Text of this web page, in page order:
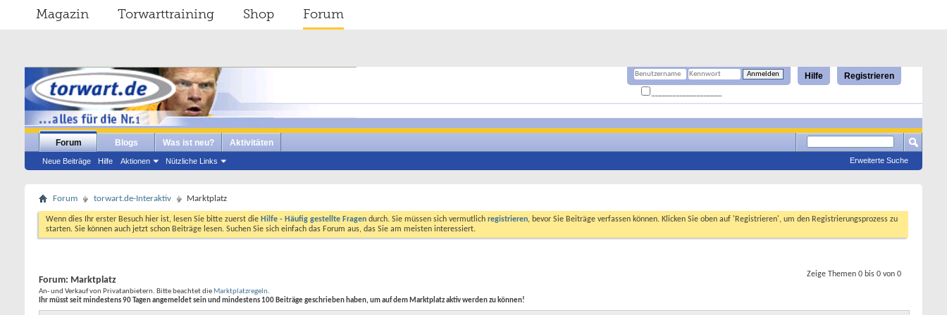
Magazin Torwarttraining Shop Forum
Registrieren
Hilfe
Forum
Neue Beiträge Hilfe Aktionen Nützliche Links
Blogs Was ist neu? Aktivitäten
Erweiterte Suche
Forum torwart.de-Interaktiv Marktplatz
Wenn dies Ihr erster Besuch hier ist, lesen Sie bitte zuerst die Hilfe - Häufig gestellte Fragen durch. Sie müssen sich vermutlich registrieren, bevor Sie Beiträge verfassen können. Klicken Sie oben auf 'Registrieren', um den Registrierungsprozess zu
starten. Sie können auch jetzt schon Beiträge lesen. Suchen Sie sich einfach das Forum aus, das Sie am meisten interessiert.
Zeige Themen 0 bis 0 von 0
Forum: Marktplatz
An- und Verkauf von Privatanbietern. Bitte beachtet die Marktplatzregeln.
Ihr müsst seit mindestens 90 Tagen angemeldet sein und mindestens 100 Beiträge geschrieben haben, um auf dem Marktplatz aktiv werden zu können!